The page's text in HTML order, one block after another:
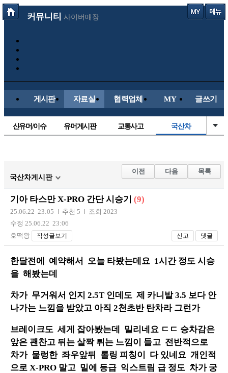
커뮤니티 사이버매장
게시판 자료실 협력업체 MY 글쓰기
신유머/이슈 유머게시판 교통사고 국산차
자유사진 군사/무기
트럭/버스
장착시공사진
국산차게시판
이전 다음 목록
기아 타스만 X-PRO 간단 시승기 (9)
25.06.22 23:05 추천 5
조회 2023
수정 25.06.22 23:06
호떡왕
작성글보기 신고 댓글
한달전에 예약해서 오늘 타봤는데요 1시간 정도 시승
을 해봤는데
차가 무거워서 인지 2.5T 인데도 제 카니발 3.5 보다 안
나가는 느낌을 받았고 아직 2천초반 탄차라 그런가
브레이크도 세게 잡아봤는데 밀리네요 ㄷㄷ 승차감은
앞은 괜찬고 뒤는 살짝 튀는 느낌이 들고 전반적으로
차가 물렁한 좌우앞뒤 롤링 피칭이 다 있네요 개인적
으로 X-PRO 말고 밑에 등급 익스트림 급 정도 차가 궁